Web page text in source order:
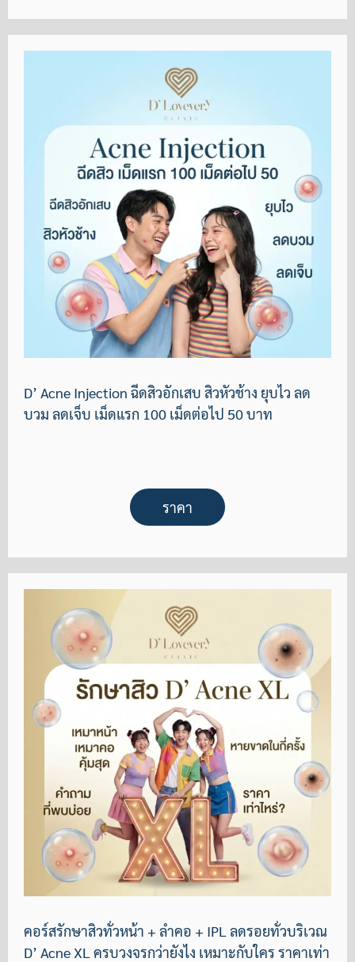
D’ Acne Injection ฉีดสิวอักเสบ สิวหัวช้าง ยุบไว ลด
บวม ลดเจ็บ เม็ดแรก 100 เม็ดต่อไป 50 บาท
ราคา
คอร์สรักษาสิวทั่วหน้า + ลำคอ + IPL ลดรอยทั่วบริเวณ
D’ Acne XL ครบวงจรกว่ายังไง เหมาะกับใคร ราคาเท่า